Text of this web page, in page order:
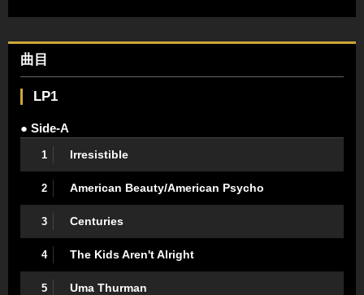
曲目
LP1
● Side-A
1 Irresistible
2 American Beauty/American Psycho
3 Centuries
4 The Kids Aren't Alright
5 Uma Thurman